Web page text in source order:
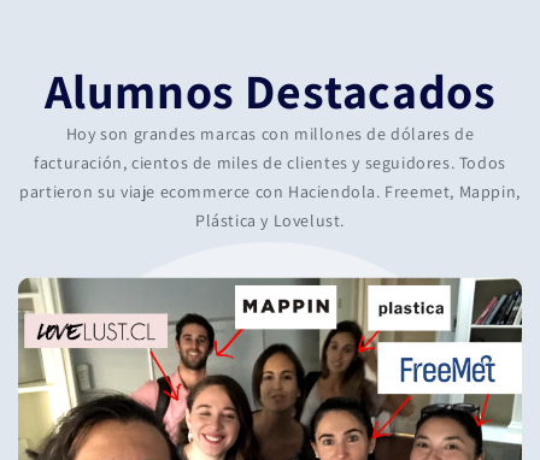
Alumnos Destacados
Hoy son grandes marcas con millones de dólares de
facturación, cientos de miles de clientes y seguidores. Todos
partieron su viaje ecommerce con Haciendola. Freemet, Mappin,
Plástica y Lovelust.